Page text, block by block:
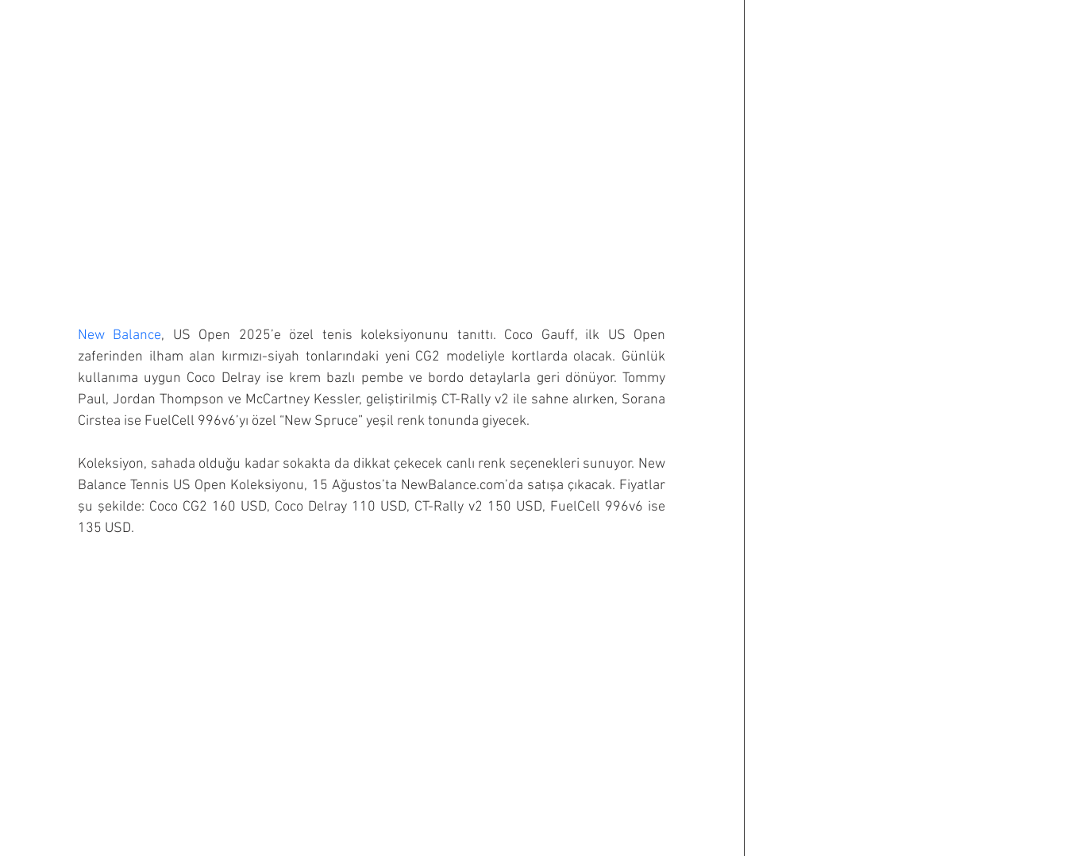
New Balance, US Open 2025’e özel tenis koleksiyonunu tanıttı. Coco Gauff, ilk US Open
zaferinden ilham alan kırmızı-siyah tonlarındaki yeni CG2 modeliyle kortlarda olacak. Günlük
kullanıma uygun Coco Delray ise krem bazlı pembe ve bordo detaylarla geri dönüyor. Tommy
Paul, Jordan Thompson ve McCartney Kessler, geliştirilmiş CT-Rally v2 ile sahne alırken, Sorana
Cirstea ise FuelCell 996v6’yı özel “New Spruce” yeşil renk tonunda giyecek.
Koleksiyon, sahada olduğu kadar sokakta da dikkat çekecek canlı renk seçenekleri sunuyor. New
Balance Tennis US Open Koleksiyonu, 15 Ağustos’ta NewBalance.com’da satışa çıkacak. Fiyatlar
şu şekilde: Coco CG2 160 USD, Coco Delray 110 USD, CT-Rally v2 150 USD, FuelCell 996v6 ise
135 USD.